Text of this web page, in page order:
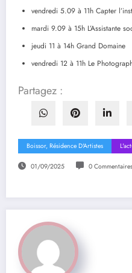
vendredi 5.09 à 11h Capter
mardi 9.09 à 15h L’Assistante
jeudi 11 à 14h Grand Domaine
vendredi 12 à 11h Le
Partagez :
Boissor, Résidence D'Artistes
01/09/2025 0 Commentaires